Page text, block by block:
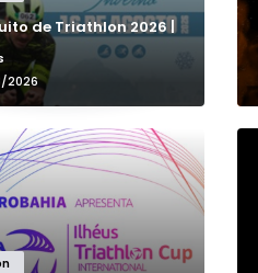
BAHIA
CEARÁ
de Triathlon 2026 |
2026